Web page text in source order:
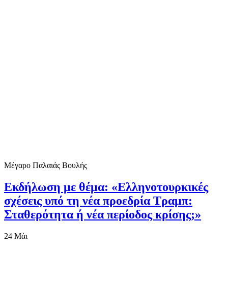
Μέγαρο Παλαιάς Βουλής
Εκδήλωση με θέμα: «Ελληνοτουρκικές
σχέσεις υπό τη νέα προεδρία Τραμπ:
Σταθερότητα ή νέα περίοδος κρίσης;»
24 Μάι